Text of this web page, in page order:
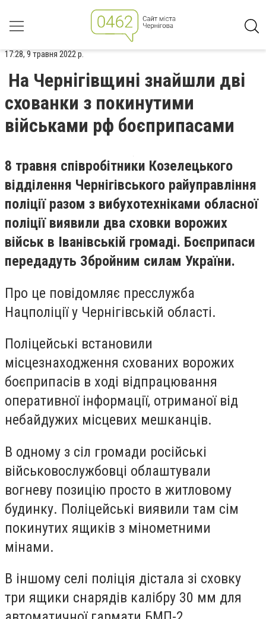
17:28, 9 травня 2022 р.
На Чернігівщині знайшли дві
схованки з покинутими
військами рф боєприпасами
8 травня співробітники Козелецького
відділення Чернігівського райуправління
поліції разом з вибухотехніками обласної
поліції виявили два сховки ворожих
військ в Іванівській громаді. Боєприпаси
передадуть Збройним силам України.
Про це повідомляє пресслужба
Нацполіції у Чернігівській області.
Поліцейські встановили
місцезнаходження схованих ворожих
боєприпасів в ході відпрацювання
оперативної інформації, отриманої від
небайдужих місцевих мешканців.
В одному з сіл громади російські
військовослужбовці облаштували
вогневу позицію просто в житловому
будинку. Поліцейські виявили там сім
покинутих ящиків з мінометними
мінами.
В іншому селі поліція дістала зі сховку
три ящики снарядів калібру 30 мм для